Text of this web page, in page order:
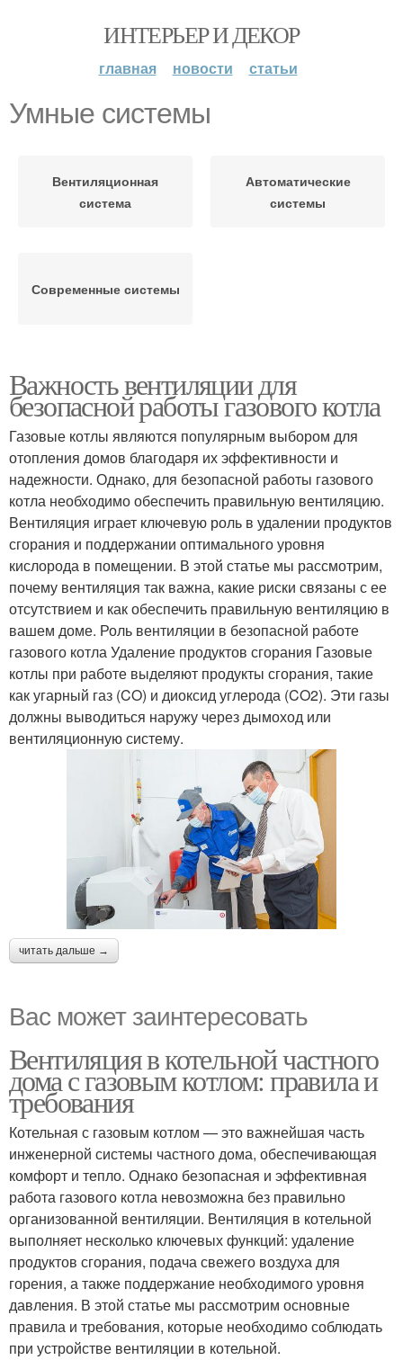
ИНТЕРЬЕР И ДЕКОР
главная новости статьи
Умные системы
Вентиляционная
система
Автоматические
системы
Современные системы
Важность вентиляции для
безопасной работы газового котла
Газовые котлы являются популярным выбором для
отопления домов благодаря их эффективности и
надежности. Однако, для безопасной работы газового
котла необходимо обеспечить правильную вентиляцию.
Вентиляция играет ключевую роль в удалении продуктов
сгорания и поддержании оптимального уровня
кислорода в помещении. В этой статье мы рассмотрим,
почему вентиляция так важна, какие риски связаны с ее
отсутствием и как обеспечить правильную вентиляцию в
вашем доме. Роль вентиляции в безопасной работе
газового котла Удаление продуктов сгорания Газовые
котлы при работе выделяют продукты сгорания, такие
как угарный газ (CO) и диоксид углерода (CO2). Эти газы
должны выводиться наружу через дымоход или
вентиляционную систему.
читать дальше →
Вас может заинтересовать
Вентиляция в котельной частного
дома с газовым котлом: правила и
требования
Котельная с газовым котлом — это важнейшая часть
инженерной системы частного дома, обеспечивающая
комфорт и тепло. Однако безопасная и эффективная
работа газового котла невозможна без правильно
организованной вентиляции. Вентиляция в котельной
выполняет несколько ключевых функций: удаление
продуктов сгорания, подача свежего воздуха для
горения, а также поддержание необходимого уровня
давления. В этой статье мы рассмотрим основные
правила и требования, которые необходимо соблюдать
при устройстве вентиляции в котельной.